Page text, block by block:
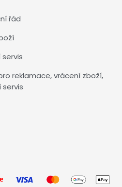
řád
reklamace, vrácení zboží,